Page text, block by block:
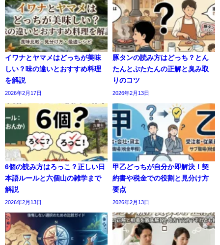
イワナとヤマメはどっちが美味
しい？味の違いとおすすめ料理
を解説
2026年2月17日
豚タンの読み方はどっち？とん
たんとぶたたんの正解と臭み取
りのコツ
2026年2月13日
6個の読み方はろっこ？正しい日
本語ルールと六個山の雑学まで
解説
2026年2月13日
甲乙どっちが自分か即解決！契
約書や税金での役割と見分け方
要点
2026年2月13日